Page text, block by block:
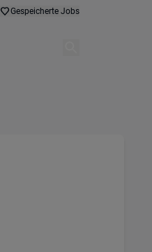
Gespeicherte Jobs